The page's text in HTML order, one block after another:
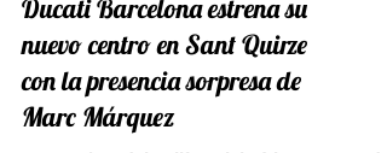
Ducati Barcelona estrena su
nuevo centro en Sant Quirze
con la presencia sorpresa de